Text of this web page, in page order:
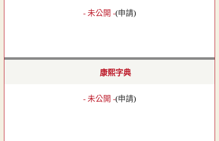
- 未公開 -(申請)
康熙字典
- 未公開 -(申請)